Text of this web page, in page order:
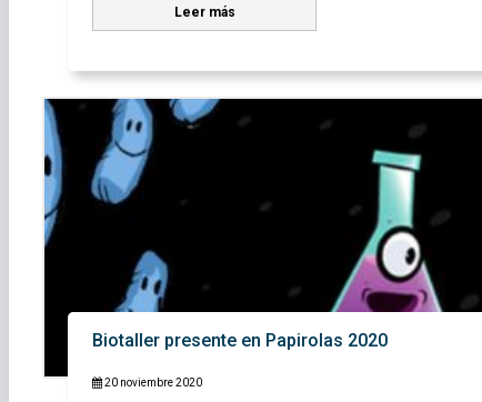
Leer más
Biotaller presente en Papirolas 2020
20 noviembre 2020